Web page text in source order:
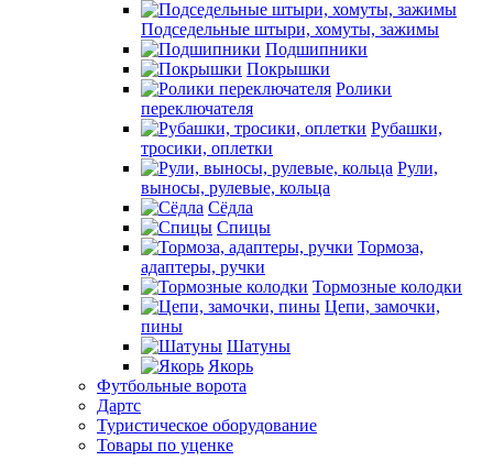
Подседельные штыри, хомуты, зажимы
Подшипники
Покрышки
Ролики
переключателя
Рубашки,
тросики, оплетки
Рули,
выносы, рулевые, кольца
Сёдла
Спицы
Тормоза,
адаптеры, ручки
Тормозные колодки
Цепи, замочки,
пины
Шатуны
Якорь
Футбольные ворота
Дартс
Туристическое оборудование
Товары по уценке